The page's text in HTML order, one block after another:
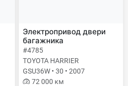
Электропривод двери
багажника
#4785
TOYOTA HARRIER
GSU36W • 30 • 2007
72 000 км